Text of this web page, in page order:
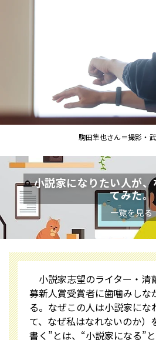
駒田隼也さん＝撮影・
小説家になりたい人が
てみた。
一覧を見る
小説家志望のライター・清
募新人賞受賞者に歯噛みしな
る。なぜこの人は小説家にな
て、なぜ私はなれないのか）
書く”とは、“小説家になる”